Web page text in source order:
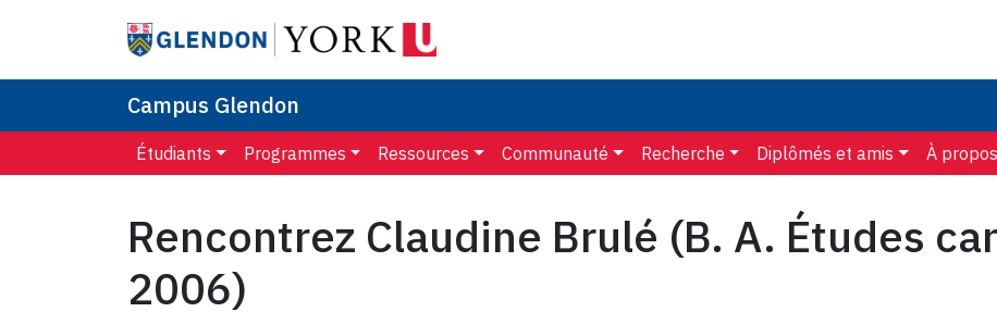
Campus Glendon
Étudiants Programmes Ressources Communauté Recherche Diplômés et amis À propos
Rencontrez Claudine Brulé (B. A. Études
2006)